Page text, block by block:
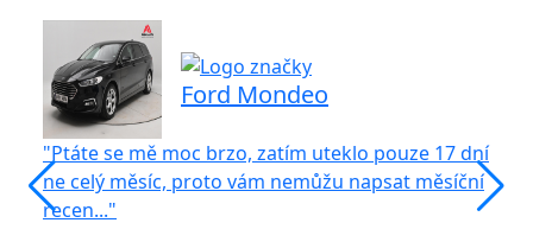
Ford Mondeo
"Ptáte se mě moc brzo, zatím uteklo pouze 17 dní
ne celý měsíc, proto vám nemůžu napsat měsíční
recen..."